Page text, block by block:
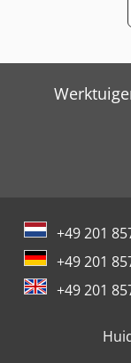
Schaffer 9330 T
Schaffer 9660 T
+49 201
+49 201
+49 201